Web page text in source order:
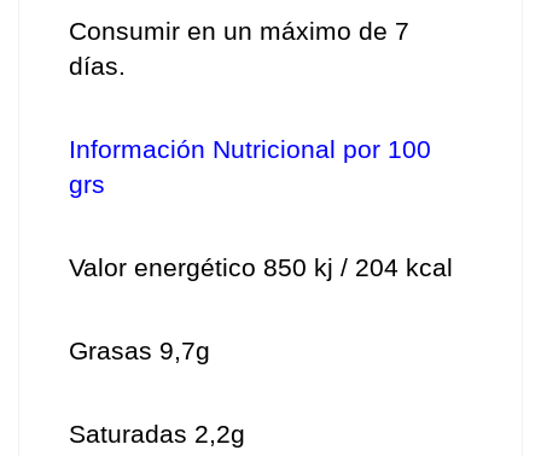
Consumir en un máximo de 7
días.
Información Nutricional por 100
grs
Valor energético 850 kj / 204 kcal
Grasas 9,7g
Saturadas 2,2g